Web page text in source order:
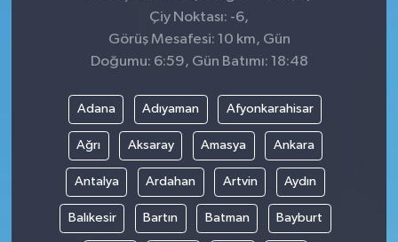
Çiy Noktası: -6,
Görüş Mesafesi: 10 km, Gün
Doğumu: 6:59, Gün Batımı: 18:48
Adana Adıyaman Afyonkarahisar
Ağrı Aksaray Amasya Ankara
Antalya Ardahan Artvin Aydın
Balıkesir Bartın Batman Bayburt